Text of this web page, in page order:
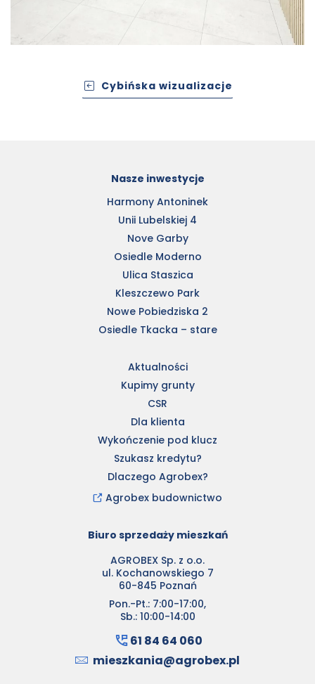
Cybińska wizualizacje
Nasze inwestycje
Harmony Antoninek
Unii Lubelskiej 4
Nove Garby
Osiedle Moderno
Ulica Staszica
Kleszczewo Park
Nowe Pobiedziska 2
Osiedle Tkacka – stare
Aktualności
Kupimy grunty
CSR
Dla klienta
Wykończenie pod klucz
Szukasz kredytu?
Dlaczego Agrobex?
Agrobex budownictwo
Biuro sprzedaży mieszkań
AGROBEX Sp. z o.o.
ul. Kochanowskiego 7
60-845 Poznań
Pon.-Pt.: 7:00-17:00,
Sb.: 10:00-14:00
61 84 64 060
mieszkania@agrobex.pl